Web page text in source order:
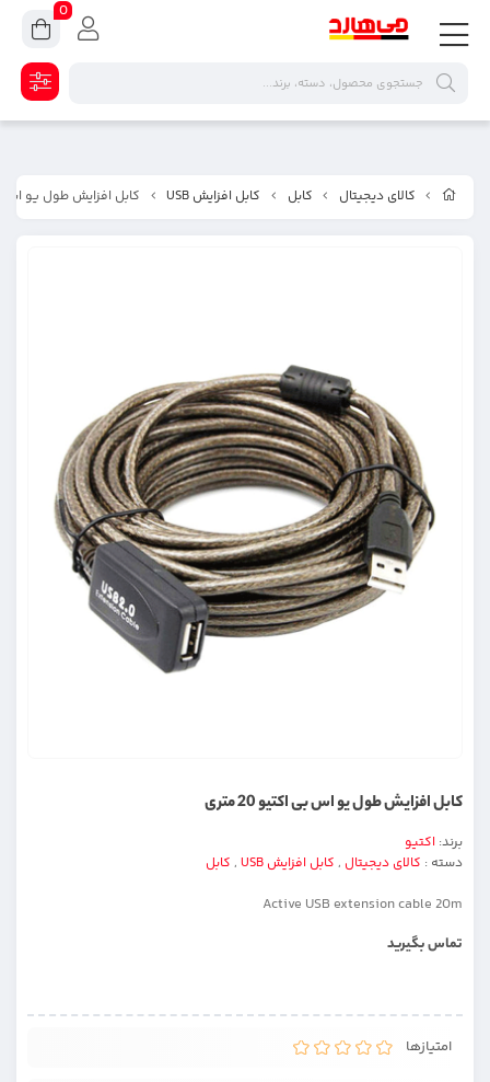
کالای دیجیتال کابل کابل افزایش USB کابل افزایش طول یو اس بی
کابل افزایش طول یو اس بی اکتیو 20 متری
برند: اکتیو
دسته : کالای دیجیتال , کابل افزایش USB , کابل
Active USB extension cable 20m
تماس بگیرید
امتیازها
0